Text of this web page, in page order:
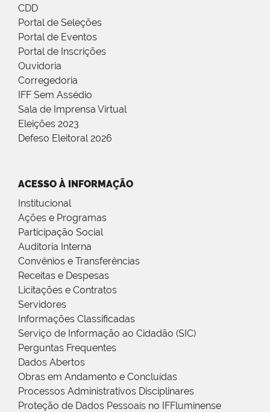
CDD
Portal de Seleções
Portal de Eventos
Portal de Inscrições
Ouvidoria
Corregedoria
IFF Sem Assédio
Sala de Imprensa Virtual
Eleições 2023
Defeso Eleitoral 2026
ACESSO À INFORMAÇÃO
Institucional
Ações e Programas
Participação Social
Auditoria Interna
Convênios e Transferências
Receitas e Despesas
Licitações e Contratos
Servidores
Informações Classificadas
Serviço de Informação ao Cidadão (SIC)
Perguntas Frequentes
Dados Abertos
Obras em Andamento e Concluídas
Processos Administrativos Disciplinares
Proteção de Dados Pessoais no IFFluminense